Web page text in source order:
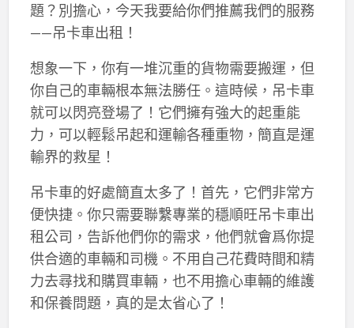
題？別擔心，今天我要給你們推薦我們的服務
——吊卡車出租！
想象一下，你有一堆沉重的貨物需要搬運，但
你自己的車輛根本無法勝任。這時候，吊卡車
就可以閃亮登場了！它們擁有強大的起重能
力，可以輕鬆吊起和運輸各種重物，簡直是運
輸界的救星！
吊卡車的好處簡直太多了！首先，它們非常方
便快捷。你只需要聯繫專業的穩順旺吊卡車出
租公司，告訴他們你的需求，他們就會爲你提
供合適的車輛和司機。不用自己花費時間和精
力去尋找和購買車輛，也不用擔心車輛的維護
和保養問題，真的是太省心了！